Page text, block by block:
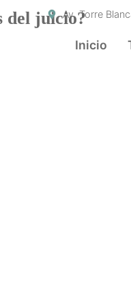
Av. Torre
Inicio
del juicio?